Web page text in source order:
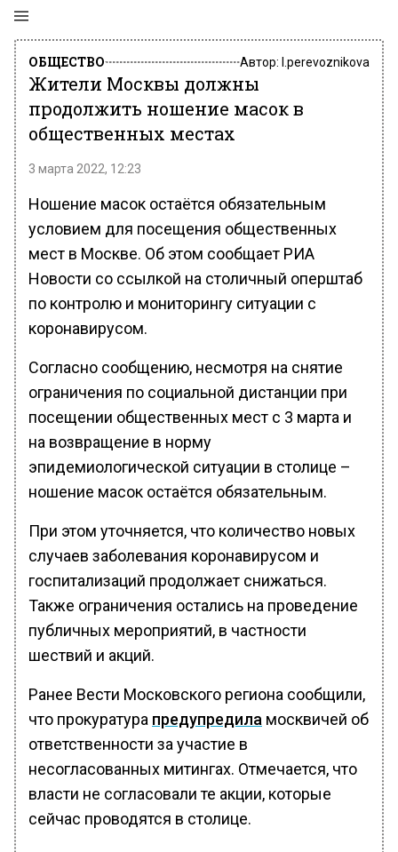
ОБЩЕСТВО Автор: l.perevoznikova
Жители Москвы должны
продолжить ношение масок в
общественных местах
3 марта 2022, 12:23
Ношение масок остаётся обязательным
условием для посещения общественных
мест в Москве. Об этом сообщает РИА
Новости со ссылкой на столичный оперштаб
по контролю и мониторингу ситуации с
коронавирусом.
Согласно сообщению, несмотря на снятие
ограничения по социальной дистанции при
посещении общественных мест с 3 марта и
на возвращение в норму
эпидемиологической ситуации в столице –
ношение масок остаётся обязательным.
При этом уточняется, что количество новых
случаев заболевания коронавирусом и
госпитализаций продолжает снижаться.
Также ограничения остались на проведение
публичных мероприятий, в частности
шествий и акций.
Ранее Вести Московского региона сообщили,
что прокуратура предупредила москвичей об
ответственности за участие в
несогласованных митингах. Отмечается, что
власти не согласовали те акции, которые
сейчас проводятся в столице.